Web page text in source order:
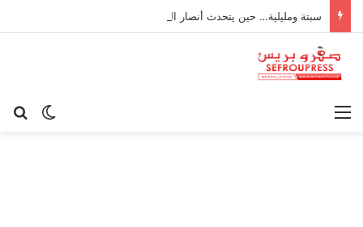
سبتة ومليلية… حين يتحدث أنصار الديمقراطية بلسان الاستعمار
الوضع القائمة